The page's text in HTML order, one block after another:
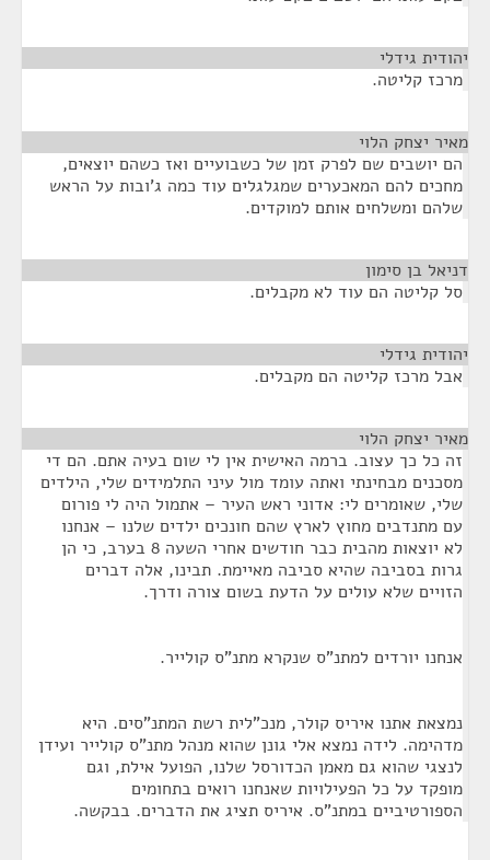
יהודית גידלי
מרכז קליטה.
מאיר יצחק הלוי
הם יושבים שם לפרק זמן של כשבועיים ואז כשהם יוצאים,
מחכים להם המאכערים שמגלגלים עוד כמה ג'ובות על הראש
שלהם ומשלחים אותם למוקדים.
דניאל בן סימון
סל קליטה הם עוד לא מקבלים.
יהודית גידלי
אבל מרכז קליטה הם מקבלים.
מאיר יצחק הלוי
זה כל כך עצוב. ברמה האישית אין לי שום בעיה אתם. הם די
מסכנים מבחינתי ואתה עומד מול עיני התלמידים שלי, הילדים
שלי, שאומרים לי: אדוני ראש העיר – אתמול היה לי פורום
עם מתנדבים מחוץ לארץ שהם חונכים ילדים שלנו – אנחנו
לא יוצאות מהבית כבר חודשים אחרי השעה 8 בערב, כי הן
גרות בסביבה שהיא סביבה מאיימת. תבינו, אלה דברים
הזויים שלא עולים על הדעת בשום צורה ודרך.
אנחנו יורדים למתנ"ס שנקרא מתנ"ס קולייר.
נמצאת אתנו איריס קולר, מנכ"לית רשת המתנ"סים. היא
מדהימה. לידה נמצא אלי גונן שהוא מנהל מתנ"ס קולייר ועידן
לנצגי שהוא גם מאמן הכדורסל שלנו, הפועל אילת, וגם
מופקד על כל הפעילויות שאנחנו רואים בתחומים
הספורטיביים במתנ"ס. איריס תציג את הדברים. בבקשה.